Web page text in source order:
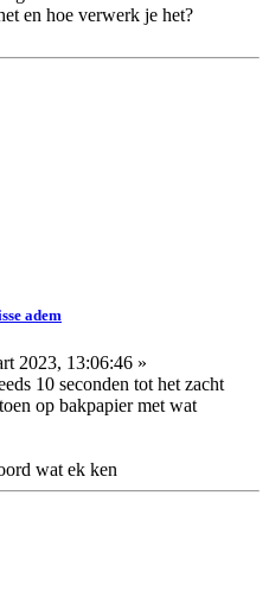
en hoe verwerk je het?
adem
2023, 13:06:46 »
10 seconden tot het zacht
op bakpapier met wat
wat ek ken